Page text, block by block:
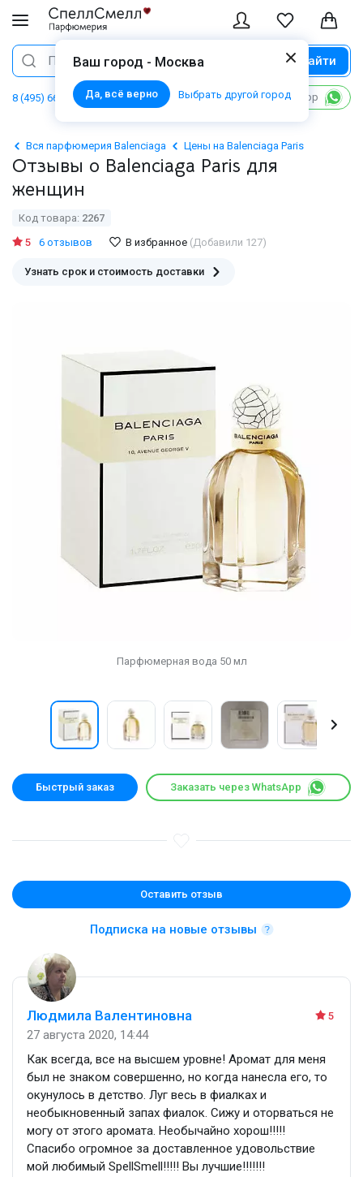
Ваш город - Москва
Да, всё верно Выбрать другой город
Поиск Найти
8 (495) 668 06 02 Написать в WhatsApp
Вся парфюмерия Balenciaga Цены на Balenciaga Paris
Отзывы о Balenciaga Paris для
женщин
Код товара: 2267
5
6 отзывов В избранное (Добавили 127)
Узнать срок и стоимость доставки
Парфюмерная вода 50 мл
Быстрый заказ Заказать через WhatsApp
Оставить отзыв
Подписка на новые отзывы
5
Людмила Валентиновна
27 августа 2020, 14:44
Как всегда, все на высшем уровне! Аромат для меня
был не знаком совершенно, но когда нанесла его, то
окунулось в детство. Луг весь в фиалках и
необыкновенный запах фиалок. Сижу и оторваться не
могу от этого аромата. Необычайно хорош!!!!!
Спасибо огромное за доставленное удовольствие
мой любимый SpellSmell!!!!! Вы лучшие!!!!!!!